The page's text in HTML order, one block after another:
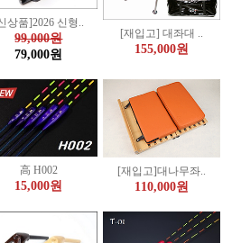
상품]2026 신형..
99,000원
79,000원
[재입고] 대좌대 ..
155,000원
高 H002
15,000원
[재입고]대나무좌..
110,000원